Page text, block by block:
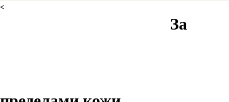
<
За